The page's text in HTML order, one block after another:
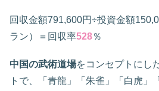
回収金額791,600円÷投資金額
ラン）＝回収率528％
中国の武術道場をコンセプトにし
トで、「青龍」「朱雀」「白虎」